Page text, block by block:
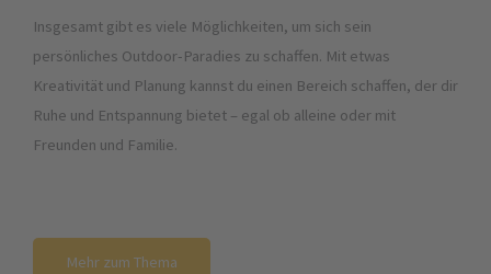
Insgesamt gibt es viele Möglichkeiten, um sich sein
persönliches Outdoor-Paradies zu schaffen. Mit etwas
Kreativität und Planung kannst du einen Bereich schaffen, der dir
Ruhe und Entspannung bietet – egal ob alleine oder mit
Freunden und Familie.
Mehr zum Thema